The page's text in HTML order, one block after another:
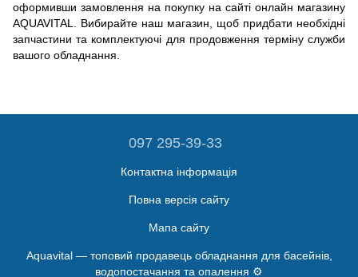
оформивши замовлення на покупку на сайті онлайн магазину
AQUAVITAL. Вибирайте наш магазин, щоб придбати необхідні
запчастини та комплектуючі для продовження терміну служби
вашого обладнання.
097 295-39-33
Контактна інформація
Повна версія сайту
Мапа сайту
Aquavital — топовий продавець обладнання для басейнів,
водопостачання та опалення ⚙️